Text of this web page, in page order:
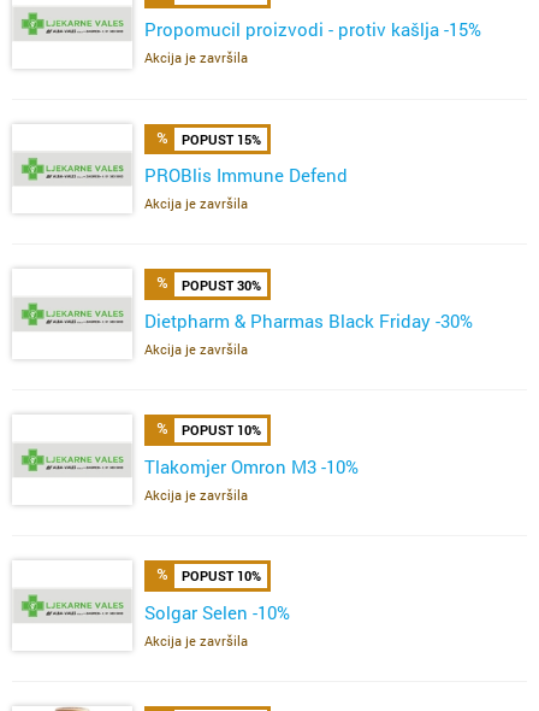
Propomucil proizvodi - protiv kašlja -15%
Akcija je završila
POPUST 15%
PROBlis Immune Defend
Akcija je završila
POPUST 30%
Dietpharm & Pharmas Black Friday -30%
Akcija je završila
POPUST 10%
Tlakomjer Omron M3 -10%
Akcija je završila
POPUST 10%
Solgar Selen -10%
Akcija je završila